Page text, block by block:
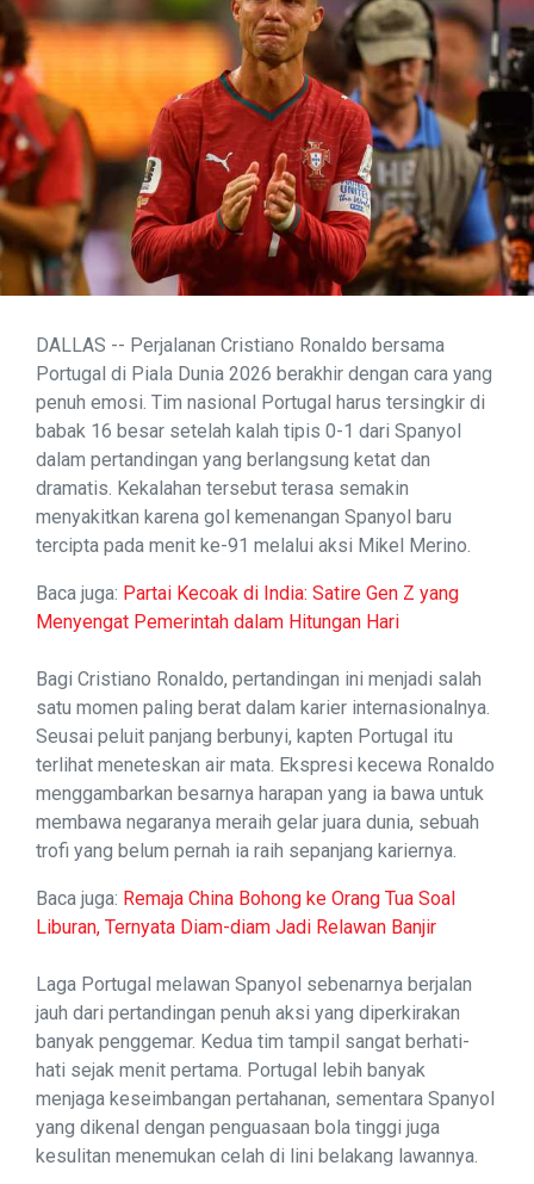
DALLAS -- Perjalanan Cristiano Ronaldo bersama
Portugal di Piala Dunia 2026 berakhir dengan cara yang
penuh emosi. Tim nasional Portugal harus tersingkir di
babak 16 besar setelah kalah tipis 0-1 dari Spanyol
dalam pertandingan yang berlangsung ketat dan
dramatis. Kekalahan tersebut terasa semakin
menyakitkan karena gol kemenangan Spanyol baru
tercipta pada menit ke-91 melalui aksi Mikel Merino.
Baca juga: Partai Kecoak di India: Satire Gen Z yang
Menyengat Pemerintah dalam Hitungan Hari
Bagi Cristiano Ronaldo, pertandingan ini menjadi salah
satu momen paling berat dalam karier internasionalnya.
Seusai peluit panjang berbunyi, kapten Portugal itu
terlihat meneteskan air mata. Ekspresi kecewa Ronaldo
menggambarkan besarnya harapan yang ia bawa untuk
membawa negaranya meraih gelar juara dunia, sebuah
trofi yang belum pernah ia raih sepanjang kariernya.
Baca juga: Remaja China Bohong ke Orang Tua Soal
Liburan, Ternyata Diam-diam Jadi Relawan Banjir
Laga Portugal melawan Spanyol sebenarnya berjalan
jauh dari pertandingan penuh aksi yang diperkirakan
banyak penggemar. Kedua tim tampil sangat berhati-
hati sejak menit pertama. Portugal lebih banyak
menjaga keseimbangan pertahanan, sementara Spanyol
yang dikenal dengan penguasaan bola tinggi juga
kesulitan menemukan celah di lini belakang lawannya.